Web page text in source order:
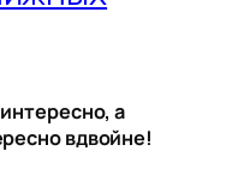
а
вдвойне!